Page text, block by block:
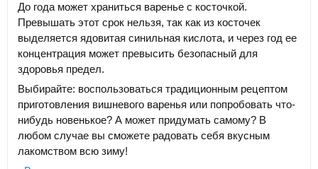
До года может храниться варенье с косточкой.
Превышать этот срок нельзя, так как из косточек
выделяется ядовитая синильная кислота, и через год ее
концентрация может превысить безопасный для
здоровья предел.
Выбирайте: воспользоваться традиционным рецептом
приготовления вишневого варенья или попробовать что-
нибудь новенькое? А может придумать самому? В
любом случае вы сможете радовать себя вкусным
лакомством всю зиму!